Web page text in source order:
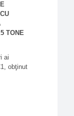
TONE
ai
obţinut